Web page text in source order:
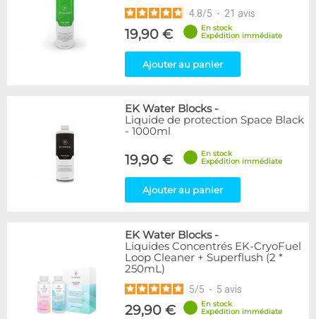
4.8/5 - 21 avis
19,90 €
En stock
Expédition immédiate
Ajouter au panier
EK Water Blocks-
Liquide de protection Space Black
- 1000ml
19,90 €
En stock
Expédition immédiate
Ajouter au panier
EK Water Blocks-
Liquides Concentrés EK-CryoFuel
Loop Cleaner + Superflush (2 *
250mL)
5/5 - 5 avis
29,90 €
En stock
Expédition immédiate